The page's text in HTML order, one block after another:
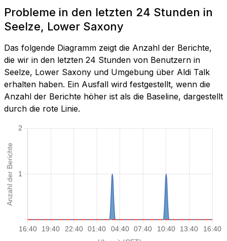
Probleme in den letzten 24 Stunden in
Seelze, Lower Saxony
Das folgende Diagramm zeigt die Anzahl der Berichte,
die wir in den letzten 24 Stunden von Benutzern in
Seelze, Lower Saxony und Umgebung über Aldi Talk
erhalten haben. Ein Ausfall wird festgestellt, wenn die
Anzahl der Berichte höher ist als die Baseline, dargestellt
durch die rote Linie.